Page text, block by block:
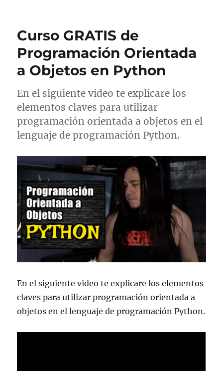
Curso GRATIS de
Programación Orientada
a Objetos en Python
En el siguiente video te explicare los
elementos claves para utilizar
programación orientada a objetos en el
lenguaje de programación Python.
En el siguiente video te explicare los elementos
claves para utilizar programación orientada a
objetos en el lenguaje de programación Python.